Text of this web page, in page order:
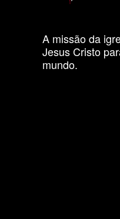
A missão da
Jesus Cristo
mundo.